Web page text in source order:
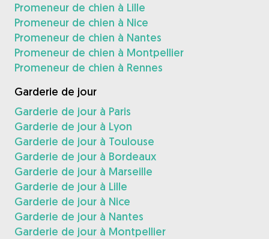
Promeneur de chien à Lille
Promeneur de chien à Nice
Promeneur de chien à Nantes
Promeneur de chien à Montpellier
Promeneur de chien à Rennes
Garderie de jour
Garderie de jour à Paris
Garderie de jour à Lyon
Garderie de jour à Toulouse
Garderie de jour à Bordeaux
Garderie de jour à Marseille
Garderie de jour à Lille
Garderie de jour à Nice
Garderie de jour à Nantes
Garderie de jour à Montpellier